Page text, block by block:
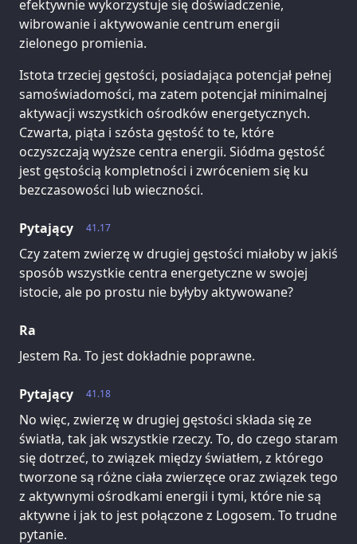
efektywnie wykorzystuje się doświadczenie,
wibrowanie i aktywowanie centrum energii
zielonego promienia.
Istota trzeciej gęstości, posiadająca potencjał pełnej
samoświadomości, ma zatem potencjał minimalnej
aktywacji wszystkich ośrodków energetycznych.
Czwarta, piąta i szósta gęstość to te, które
oczyszczają wyższe centra energii. Siódma gęstość
jest gęstością kompletności i zwróceniem się ku
bezczasowości lub wieczności.
41.17
Pytający
Czy zatem zwierzę w drugiej gęstości miałoby w jakiś
sposób wszystkie centra energetyczne w swojej
istocie, ale po prostu nie byłyby aktywowane?
Ra
Jestem Ra. To jest dokładnie poprawne.
41.18
Pytający
No więc, zwierzę w drugiej gęstości składa się ze
światła, tak jak wszystkie rzeczy. To, do czego staram
się dotrzeć, to związek między światłem, z którego
tworzone są różne ciała zwierzęce oraz związek tego
z aktywnymi ośrodkami energii i tymi, które nie są
aktywne i jak to jest połączone z Logosem. To trudne
pytanie.